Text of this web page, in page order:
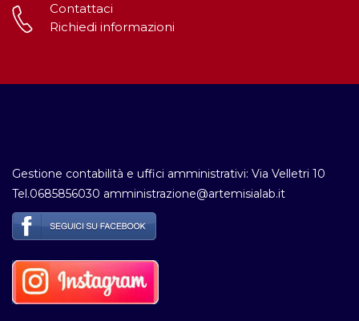
Contattaci
Richiedi informazioni
Gestione contabilità e uffici amministrativi: Via Velletri 10
Tel.0685856030 amministrazione@artemisialab.it